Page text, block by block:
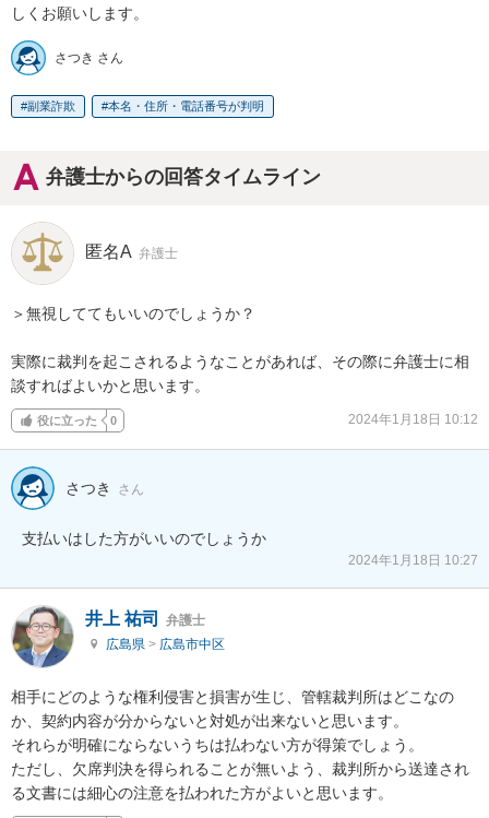
しくお願いします。
さつき さん
副業詐欺 本名・住所・電話番号が判明
弁護士からの回答タイムライン
匿名A 弁護士
＞無視しててもいいのでしょうか？
実際に裁判を起こされるようなことがあれば、その際に弁護士に相
談すればよいかと思います。
役に立った 0 2024年1月18日 10:12
さつき さん
支払いはした方がいいのでしょうか
2024年1月18日 10:27
井上 祐司
弁護士
広島県 > 広島市中区
相手にどのような権利侵害と損害が生じ、管轄裁判所はどこなの
か、契約内容が分からないと対処が出来ないと思います。
それらが明確にならないうちは払わない方が得策でしょう。
ただし、欠席判決を得られることが無いよう、裁判所から送達され
る文書には細心の注意を払われた方がよいと思います。